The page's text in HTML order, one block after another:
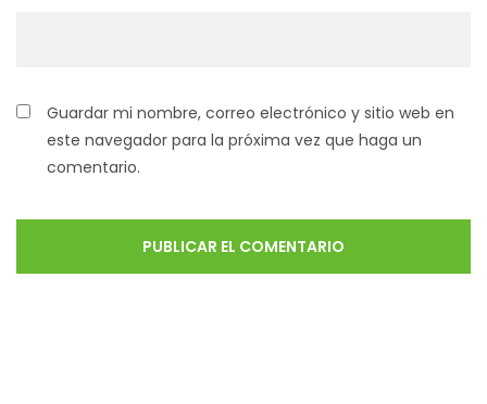
Guardar mi nombre, correo electrónico y sitio web en
este navegador para la próxima vez que haga un
comentario.